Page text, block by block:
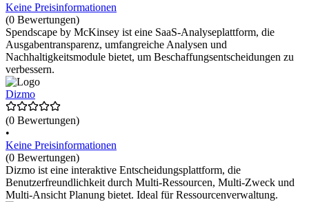
Keine Preisinformationen
(0 Bewertungen)
Spendscape by McKinsey ist eine SaaS-Analyseplattform, die
Ausgabentransparenz, umfangreiche Analysen und
Nachhaltigkeitsmodule bietet, um Beschaffungsentscheidungen zu
verbessern.
Dizmo
(0 Bewertungen)
•
Keine Preisinformationen
(0 Bewertungen)
Dizmo ist eine interaktive Entscheidungsplattform, die
Benutzerfreundlichkeit durch Multi-Ressourcen, Multi-Zweck und
Multi-Ansicht Planung bietet. Ideal für Ressourcenverwaltung.